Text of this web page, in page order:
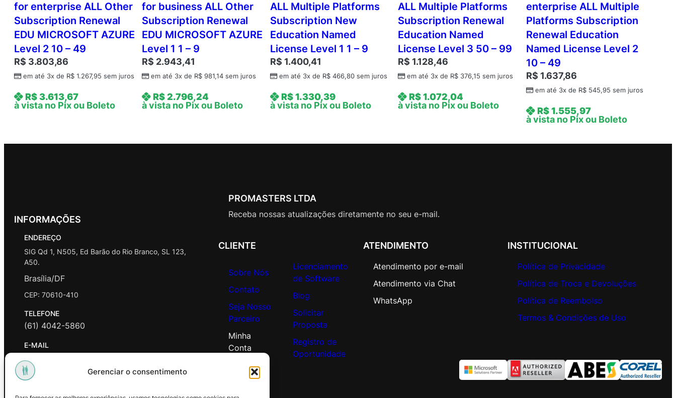
Gerenciar o consentimento
for enterprise ALL Other
Subscription Renewal
EDU MICROSOFT AZURE
Level 2 10 – 49
R$ 3.803,86
em até 3x de R$ 1.267,95 sem juros
R$3.613,67
à vista no Pix ou Boleto
for business ALL Other
Subscription Renewal
EDU MICROSOFT AZURE
Level 1 1 – 9
R$ 2.943,41
em até 3x de R$ 981,14 sem juros
R$2.796,24
à vista no Pix ou Boleto
ALL Multiple Platforms
Subscription New
Education Named
License Level 1 1 – 9
R$ 1.400,41
em até 3x de R$466,80sem juros
R$1.330,39
à vista no Pix ou Boleto
ALL Multiple Platforms
Subscription Renewal
Education Named
License Level 3 50 – 99
R$ 1.128,46
em até 3x de R$ 376,15 sem juros
R$1.072,04
à vista no Pix ou Boleto
enterprise ALL Multiple
Platforms Subscription
Renewal Education
Named License Level 2
10 – 49
R$ 1.637,86
em até 3x de R$545,95 sem juros
R$1.555,97
à vista no Pix ou Boleto
INFORMAÇÕES
ENDEREÇO
SIG Qd 1, N505, Ed Barão do Rio Branco, SL 123,
A50.
Brasília/DF
CEP: 70610-410
TELEFONE
(61) 4042-5860
E-MAIL
contato@promasters.net.br
HORÁRIO DE ATENDIMENTO
PROMASTERS LTDA
Receba nossas atualizações diretamente no seu e-mail.
CLIENTE
Sobre Nós
Contato
Seja Nosso
Parceiro
Minha
Conta
Licenciamento
de Software
Blog
Solicitar
Proposta
Registro de
Oportunidade
ATENDIMENTO
Atendimento por e-mail
Atendimento via Chat
WhatsApp
INSTITUCIONAL
Política de Privacidade
Política de Troca e Devoluções
Política de Reembolso
Termos & Condições de Uso